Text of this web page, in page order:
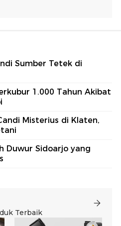
Sumber Tetek di
1.000 Tahun Akibat
Misterius di Klaten,
Duwur Sidoarjo yang